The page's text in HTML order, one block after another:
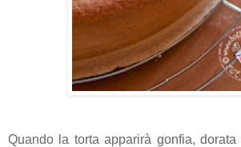
Quando la torta apparirà gonfia,